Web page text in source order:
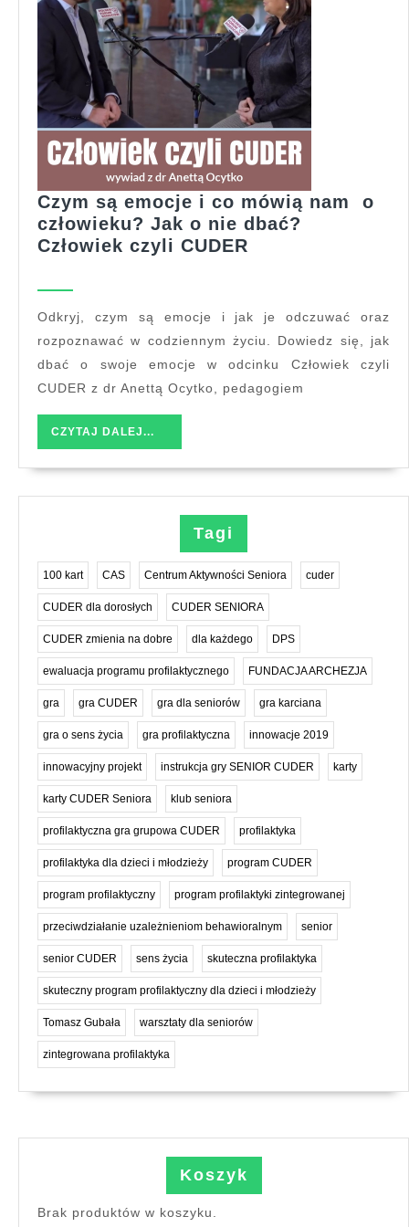
Czym są emocje i co mówią nam o
człowieku? Jak o nie dbać?
Człowiek czyli CUDER
i
co
o
o
CUDER
Odkryj, czym są emocje i jak je odczuwać oraz
rozpoznawać w codziennym życiu. Dowiedz się, jak
dbać o swoje emocje w odcinku Człowiek czyli
CUDER z dr Anettą Ocytko, pedagogiem
CZYTAJ DALEJ...
DALEJ...
Tagi
100 kart CAS Centrum Aktywności Seniora cuder
CUDER dla dorosłych CUDER SENIORA
CUDER zmienia na dobre dla każdego DPS
ewaluacja programu profilaktycznego FUNDACJA ARCHEZJA
gra gra CUDER gra dla seniorów gra karciana
gra o sens życia gra profilaktyczna innowacje 2019
innowacyjny projekt instrukcja gry SENIOR CUDER karty
karty CUDER Seniora klub seniora
profilaktyczna gra grupowa CUDER profilaktyka
profilaktyka dla dzieci i młodzieży program CUDER
program profilaktyczny program profilaktyki zintegrowanej
przeciwdziałanie uzależnieniom behawioralnym senior
senior CUDER sens życia skuteczna profilaktyka
skuteczny program profilaktyczny dla dzieci i młodzieży
Tomasz Gubała warsztaty dla seniorów
zintegrowana profilaktyka
Koszyk
Brak produktów w koszyku.